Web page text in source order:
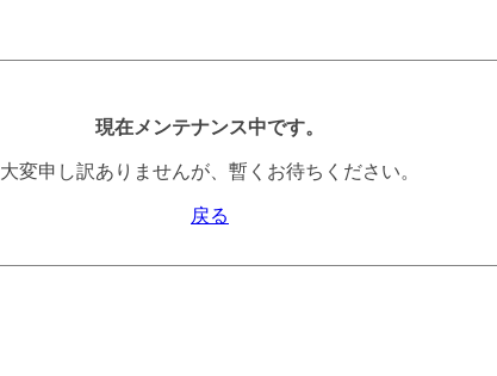
現在メンテナンス中です。
大変申し訳ありませんが、暫くお待ちください。
戻る